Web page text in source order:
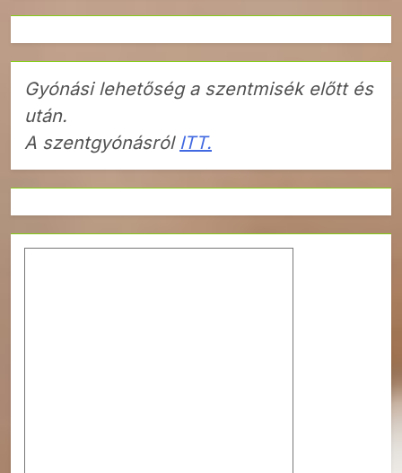
Gyónási lehetőség a szentmisék előtt és
után.
A szentgyónásról ITT.